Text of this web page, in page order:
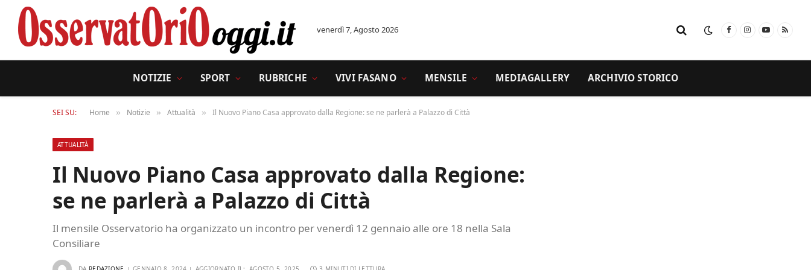
venerdì 7, Agosto 2026 FacebookInstagram
YouTube
RSS
NOTIZIE SPORT RUBRICHE VIVI FASANO MENSILE MEDIAGALLERY ARCHIVIO STORICO
SEI SU: Home » Notizie » Attualità » Il Nuovo Piano Casa approvato dalla Regione: se ne parlerà a Palazzo di Città
ATTUALITÀ
Il Nuovo Piano Casa approvato dalla Regione:
se ne parlerà a Palazzo di Città
Il mensile Osservatorio ha organizzato un incontro per venerdì 12 gennaio alle ore 18 nella Sala
Consiliare